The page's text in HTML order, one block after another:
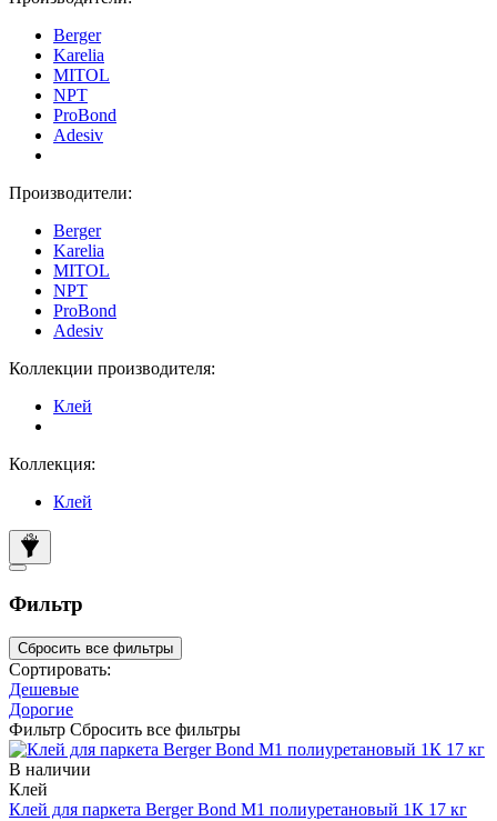
Berger
Karelia
MITOL
NPT
ProBond
Adesiv
Производители:
Berger
Karelia
MITOL
NPT
ProBond
Adesiv
Коллекции производителя:
Клей
Коллекция:
Клей
Фильтр
Сбросить все фильтры
Сортировать:
Дешевые
Дорогие
Фильтр Сбросить все фильтры
В наличии
Клей
Клей для паркета Berger Bond M1 полиуретановый 1К 17 кг